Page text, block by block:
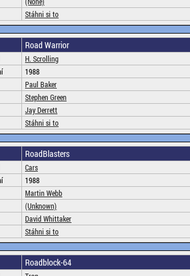
Stáhni si to
Road Warrior
H. Scrolling
1988
Paul Baker
Stephen Green
Jay Derrett
Stáhni si to
RoadBlasters
Cars
1988
Martin Webb
(Unknown)
David Whittaker
Stáhni si to
Roadblock-64